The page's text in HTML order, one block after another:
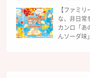
【ファミ
な、非日常
カンロ「あ
んソーダ味